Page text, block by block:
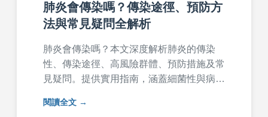
肺炎會傳染嗎？傳染途徑、預防方
法與常見疑問全解析
肺炎會傳染嗎？本文深度解析肺炎的傳染
性、傳染途徑、高風險群體、預防措施及常
見疑問。提供實用指南，涵蓋細菌性與病毒
等，幫助你有效保護健康。內容基於醫學知
閱讀全文